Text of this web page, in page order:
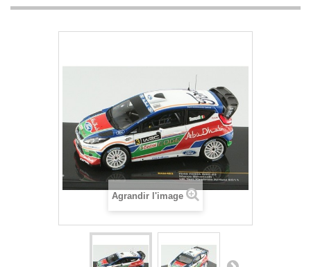
Agrandir l'image